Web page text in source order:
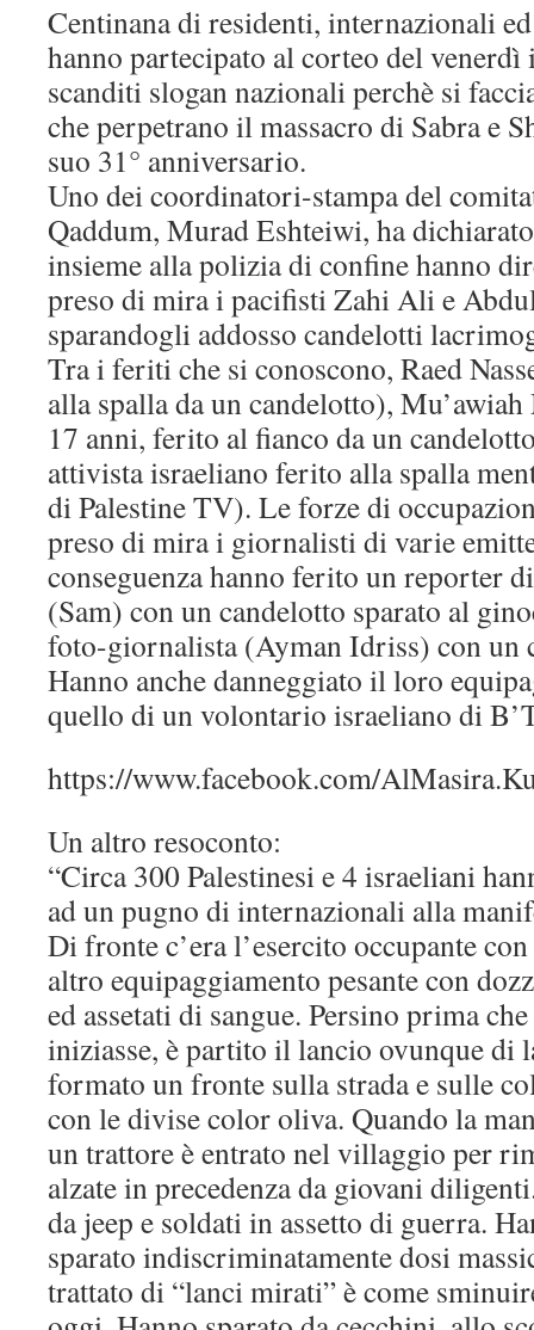
Centinana di residenti, internazionali
hanno partecipato al corteo del venerdì
scanditi slogan nazionali perchè si
che perpetrano il massacro di Sabra e
suo 31° anniversario.
Uno dei coordinatori-stampa del
Qaddum, Murad Eshteiwi, ha
insieme alla polizia di confine hanno
preso di mira i pacifisti Zahi Ali e
sparandogli addosso candelotti
Tra i feriti che si conoscono, Raed
alla spalla da un candelotto),
17 anni, ferito al fianco da un
attivista israeliano ferito alla spalla
di Palestine TV). Le forze di
preso di mira i giornalisti di varie
conseguenza hanno ferito un reporter
(Sam) con un candelotto sparato al
foto-giornalista (Ayman Idriss) con un
Hanno anche danneggiato il loro
quello di un volontario israeliano di
https://www.facebook.com/
Un altro resoconto:
“Circa 300 Palestinesi e 4 israeliani
ad un pugno di internazionali alla
Di fronte c’era l’esercito occupante
altro equipaggiamento pesante con
ed assetati di sangue. Persino prima
iniziasse, è partito il lancio ovunque di
formato un fronte sulla strada e sulle
con le divise color oliva. Quando la
un trattore è entrato nel villaggio per
alzate in precedenza da giovani
da jeep e soldati in assetto di guerra.
sparato indiscriminatamente dosi
trattato di “lanci mirati” è come